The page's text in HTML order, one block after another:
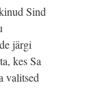
Sind
järgi
kes Sa
valitsed